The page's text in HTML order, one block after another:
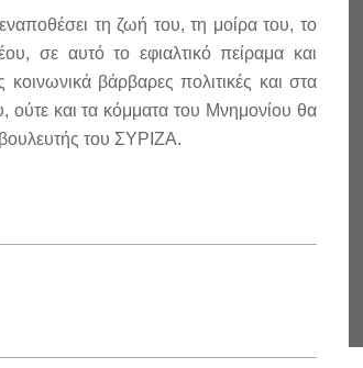
τη ζωή του, τη μοίρα του, το
σε αυτό το εφιαλτικό πείραμα και
βάρβαρες πολιτικές και στα
ούτε και τα κόμματα του Μνημονίου θα
του ΣΥΡΙΖΑ.